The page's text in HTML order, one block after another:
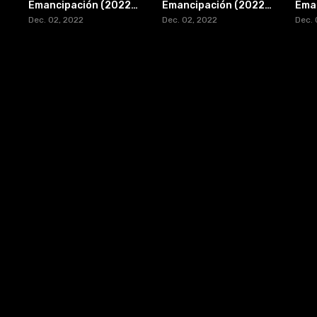
Emancipación (2022) ULTRAHD [WEB-DL 4K]
Dec. 02, 2022
Emancipación (2022) [WEB-DL 1080p]
Dec. 02, 2022 Dec.